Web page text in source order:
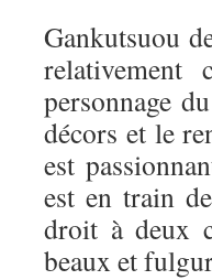
Gankutsuou
relativement
personnage
décors et le
est
est en train
droit à deux
beaux et